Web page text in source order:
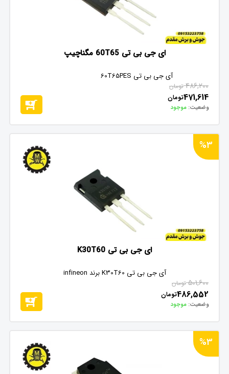
ای جی بی تی 60T65 مگناچیپ
آی جی بی تی 60T65PES
486,200 تومان
471,614تومان
وضعیت: موجود
%3
ای جی بی تی K30T60
آی جی بی تی K30T60 برند infineon
501,600 تومان
486,552تومان
وضعیت: موجود
%3